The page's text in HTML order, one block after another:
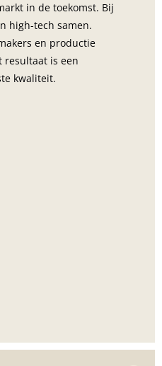
in de toekomst. Bij
high-tech samen.
en productie
resultaat is een
kwaliteit.